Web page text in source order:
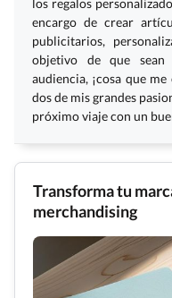
encargo de crear
publicitarios,
objetivo de que
audiencia, ¡cosa que
dos de mis grandes
próximo viaje con un
Transforma tu
merchandising